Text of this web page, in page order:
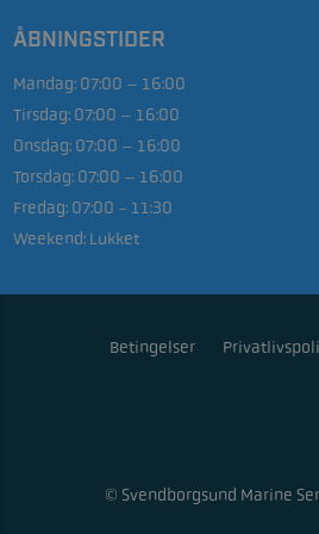
ÅBNINGSTIDER
Mandag:07:00 – 16:00
Tirsdag:07:00 – 16:00
Onsdag:07:00 – 16:00
Torsdag:07:00 – 16:00
Fredag:07:00 - 11:30
Weekend:Lukket
Betingelser
© Svendborgsund Marine